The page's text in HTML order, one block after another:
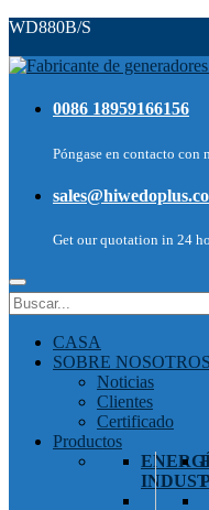
WD880B/S
0086 18959166156
Póngase en contacto con
Get our quotation in 24
CASA
SOBRE NOSOTROS
Noticias
Clientes
Certificado
Productos